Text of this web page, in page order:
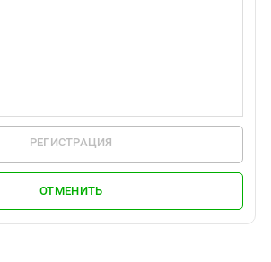
РЕГИСТРАЦИЯ
ОТМЕНИТЬ